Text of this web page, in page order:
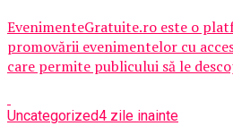
EvenimenteGratuite.ro este o
promovării evenimentelor cu
care permite publicului să le
Uncategorized4 zile inainte